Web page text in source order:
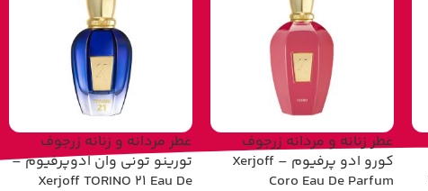
عطر زنانه و مردانه زرجوف
کورو ادو پرفیوم – Xerjoff
Coro Eau De Parfum
عطر مردانه و زنانه زرجوف
تورینو تونی وان ادوپرفیوم –
Xerjoff TORINO 21 Eau De